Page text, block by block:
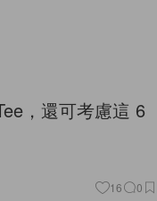
，還可考慮這 6
16 0